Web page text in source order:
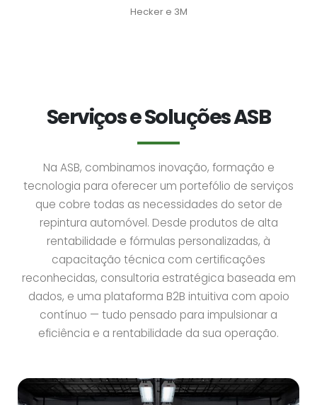
Hecker e 3M
Serviços e Soluções ASB
Na ASB, combinamos inovação, formação e
tecnologia para oferecer um portefólio de serviços
que cobre todas as necessidades do setor de
repintura automóvel. Desde produtos de alta
rentabilidade e fórmulas personalizadas, à
capacitação técnica com certificações
reconhecidas, consultoria estratégica baseada em
dados, e uma plataforma B2B intuitiva com apoio
contínuo — tudo pensado para impulsionar a
eficiência e a rentabilidade da sua operação.